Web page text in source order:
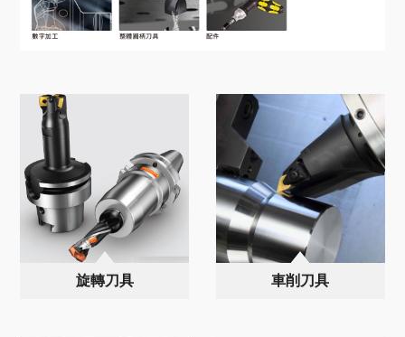
旋轉刀具 車削刀具